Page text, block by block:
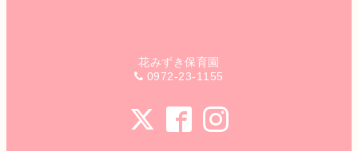
花みずき保育園
0972-23-1155